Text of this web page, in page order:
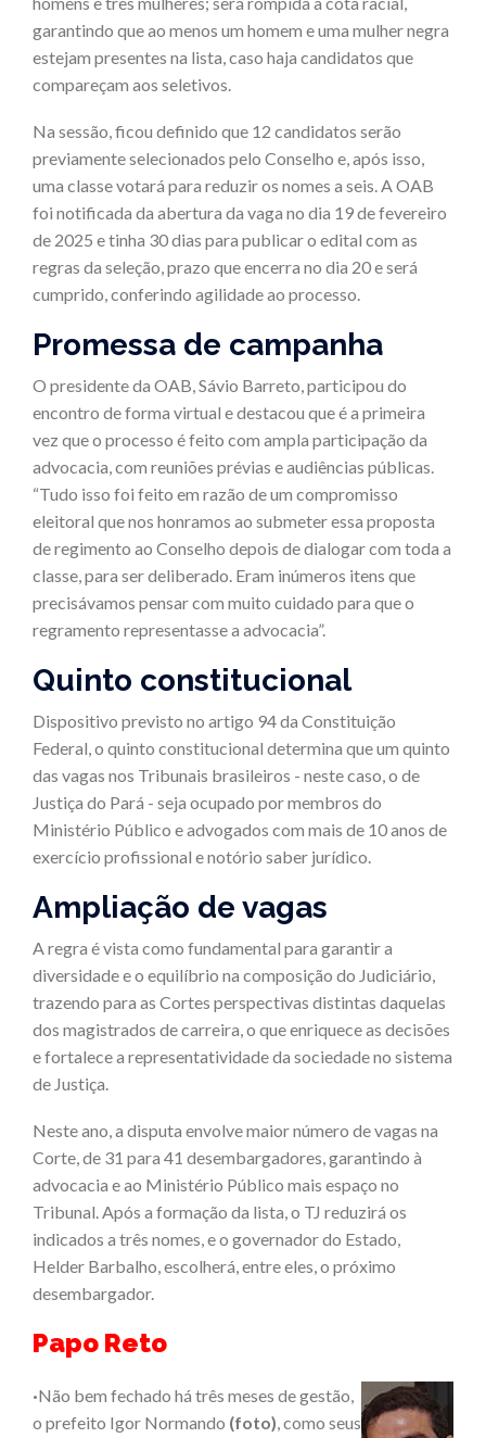
garantindo que ao menos um homem e uma mulher negra
estejam presentes na lista, caso haja candidatos que
compareçam aos seletivos.
Na sessão, ficou definido que 12 candidatos serão
previamente selecionados pelo Conselho e, após isso,
uma classe votará para reduzir os nomes a seis. A OAB
foi notificada da abertura da vaga no dia 19 de fevereiro
de 2025 e tinha 30 dias para publicar o edital com as
regras da seleção, prazo que encerra no dia 20 e será
cumprido, conferindo agilidade ao processo.
Promessa de campanha
O presidente da OAB, Sávio Barreto, participou do
encontro de forma virtual e destacou que é a primeira
vez que o processo é feito com ampla participação da
advocacia, com reuniões prévias e audiências públicas.
“Tudo isso foi feito em razão de um compromisso
eleitoral que nos honramos ao submeter essa proposta
de regimento ao Conselho depois de dialogar com toda a
classe, para ser deliberado. Eram inúmeros itens que
precisávamos pensar com muito cuidado para que o
regramento representasse a advocacia”.
Quinto constitucional
Dispositivo previsto no artigo 94 da Constituição
Federal, o quinto constitucional determina que um quinto
das vagas nos Tribunais brasileiros - neste caso, o de
Justiça do Pará - seja ocupado por membros do
Ministério Público e advogados com mais de 10 anos de
exercício profissional e notório saber jurídico.
Ampliação de vagas
A regra é vista como fundamental para garantir a
diversidade e o equilíbrio na composição do Judiciário,
trazendo para as Cortes perspectivas distintas daquelas
dos magistrados de carreira, o que enriquece as decisões
e fortalece a representatividade da sociedade no sistema
de Justiça.
Neste ano, a disputa envolve maior número de vagas na
Corte, de 31 para 41 desembargadores, garantindo à
advocacia e ao Ministério Público mais espaço no
Tribunal. Após a formação da lista, o TJ reduzirá os
indicados a três nomes, e o governador do Estado,
Helder Barbalho, escolherá, entre eles, o próximo
desembargador.
Papo Reto
·Não bem fechado há três meses de gestão,
o prefeito Igor Normando (foto), como seus